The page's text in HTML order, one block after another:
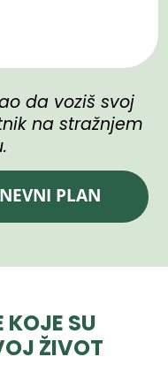
da voziš svoj
na stražnjem
PLAN
KOJE SU
ŽIVOT